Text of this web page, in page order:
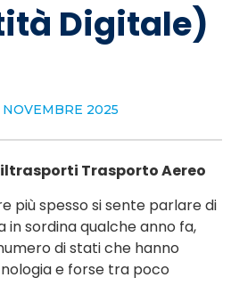
Digitale)
NOVEMBRE 2025
Trasporto Aereo
più spesso si sente parlare di
sordina qualche anno fa,
di stati che hanno
e forse tra poco